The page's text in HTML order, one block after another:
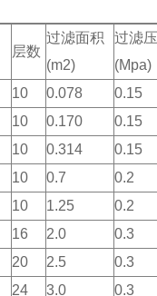
层数
过滤面积
(m2)
过滤
(Mpa)
10 0.078 0.15
10 0.170 0.15
10 0.314 0.15
10 0.7 0.2
10 1.25 0.2
16 2.0 0.3
20 2.5 0.3
24 3.0 0.3